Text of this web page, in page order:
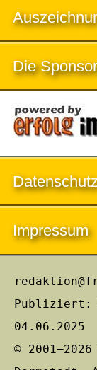
Die
Impressum
Publiziert:
04.06.2025
©